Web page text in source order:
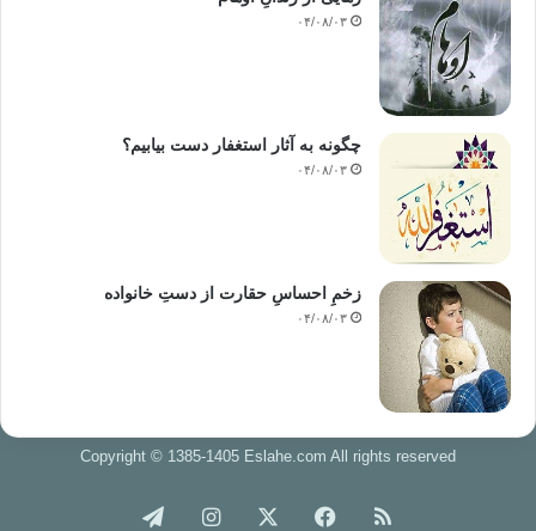
۰۴/۰۸/۰۳
چگونه به آثار استغفار دست بیابیم؟
۰۴/۰۸/۰۳
زخمِ احساسِ حقارت از دستِ خانواده
۰۴/۰۸/۰۳
Copyright © 1385-1405 Eslahe.com All rights reserved
خوراک فیس اینستاگرام